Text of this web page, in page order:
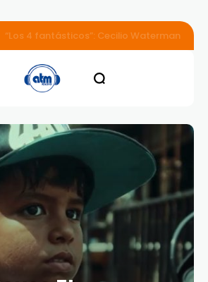
“Los 4 fantásticos”: Cecilio Waterman se